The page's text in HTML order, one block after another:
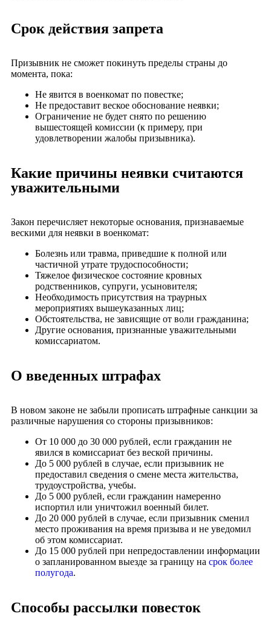
Срок действия запрета
Призывник не сможет покинуть пределы страны до
момента, пока:
Не явится в военкомат по повестке;
Не предоставит веское обоснование неявки;
Ограничение не будет снято по решению
вышестоящей комиссии (к примеру, при
удовлетворении жалобы призывника).
Какие причины неявки считаются
уважительными
Закон перечисляет некоторые основания, признаваемые
вескими для неявки в военкомат:
Болезнь или травма, приведшие к полной или
частичной утрате трудоспособности;
Тяжелое физическое состояние кровных
родственников, супруги, усыновителя;
Необходимость присутствия на траурных
мероприятиях вышеуказанных лиц;
Обстоятельства, не зависящие от воли гражданина;
Другие основания, признанные уважительными
комиссариатом.
О введенных штрафах
В новом законе не забыли прописать штрафные санкции за
различные нарушения со стороны призывников:
От 10 000 до 30 000 рублей, если гражданин не
явился в комиссариат без веской причины.
До 5 000 рублей в случае, если призывник не
предоставил сведения о смене места жительства,
трудоустройства, учебы.
До 5 000 рублей, если гражданин намеренно
испортил или уничтожил военный билет.
До 20 000 рублей в случае, если призывник сменил
место проживания на время призыва и не уведомил
об этом комиссариат.
До 15 000 рублей при непредоставлении информации
о запланированном выезде за границу на срок более
полугода.
Способы рассылки повесток